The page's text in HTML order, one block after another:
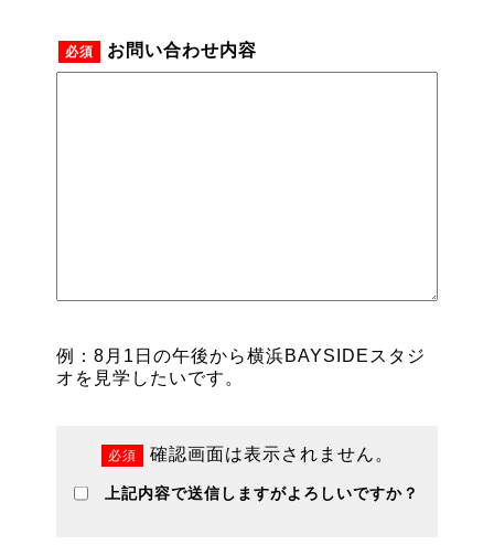
必須 お問い合わせ内容
例：8月1日の午後から横浜BAYSIDEスタジ
オを見学したいです。
必須 確認画面は表示されません。
上記内容で送信しますがよろしいですか？